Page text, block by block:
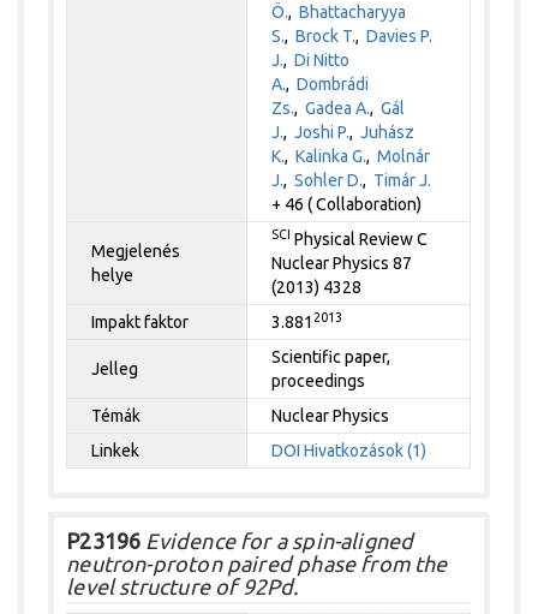
Ö.,Bhattacharyya
S.,Brock T.,Davies P.
J.,Di Nitto
A.,Dombrádi
Zs.,Gadea A.,Gál
J.,Joshi P.,Juhász
K.,Kalinka G.,Molnár
J.,Sohler D., Timár J.
+ 46 ( Collaboration)
Megjelenés
helye
SCI Physical Review C
Nuclear Physics 87
(2013) 4328
Impakt faktor
3.881 2013
Jelleg
Scientific paper,
proceedings
Témák
Nuclear Physics
Linkek
DOI Hivatkozások (1)
P23196 Evidence for a spin-aligned
neutron-proton paired phase from the
level structure of 92Pd.